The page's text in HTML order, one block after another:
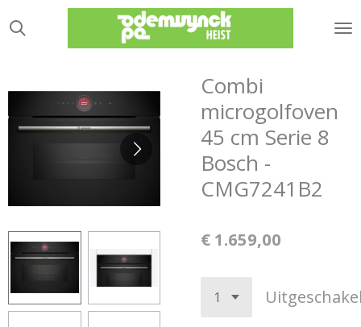
direct
hoofdinhoud
Combi
microgolfoven
45 cm Serie 8
Bosch -
CMG7241B2
€ 1.659,00